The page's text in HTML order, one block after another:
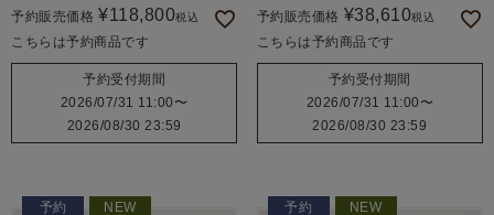
予約販売価格 ¥118,800税込
こちらは予約商品です
予約受付期間
2026/07/31 11:00 〜
2026/08/30 23:59
予約販売価格 ¥38,610税込
こちらは予約商品です
予約受付期間
2026/07/31 11:00 〜
2026/08/30 23:59
予約 NEW 予約 NEW